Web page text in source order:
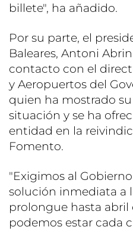
billete", ha añadido.
Por su parte, el
Baleares, Antoni
contacto con el
y Aeropuertos del
quien ha mostrado
situación y se ha
entidad en la
Fomento.
"Exigimos al
solución inmediata a
prolongue hasta abril
podemos estar cada